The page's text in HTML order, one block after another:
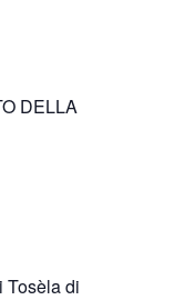
DELLA
Tosèla di